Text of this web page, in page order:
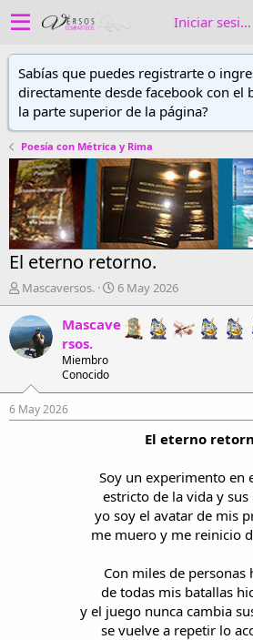
Iniciar sesión
Sabías que puedes registrarte o
directamente desde facebook con el
la parte superior de la página?
Poesía con Métrica y Rima
El eterno retorno.
A
u
t
o
r
e
h
i
Mascaversos.
F
e
c
n
o
6 May 2026
Mascave
rsos.
Miembro
Conocido
6 May 2026
El eterno
Soy un experimento en
estricto de la vida y sus
yo soy el avatar de mis
me muero y me reinicio
Con miles de personas
de todas mis batallas
y el juego nunca cambia
se vuelve a repetir lo